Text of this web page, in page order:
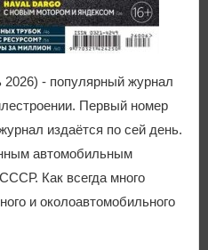
- популярный журнал
Первый номер
издаётся по сей день.
автомобильным
Как всегда много
и околоавтомобильного